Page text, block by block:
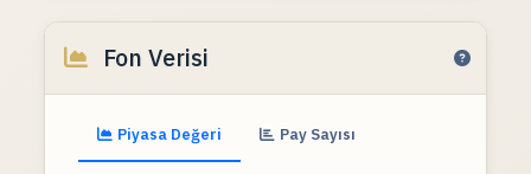
Fon Verisi
Piyasa Değeri Pay Sayısı